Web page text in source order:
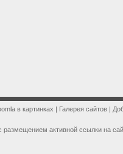
в картинках | Галерея сайтов |
активной ссылки на